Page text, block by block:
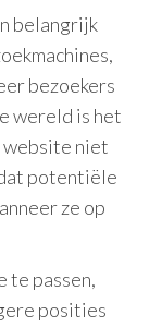
belangrijk
bezoekers
wereld is het
website niet
potentiële
ze op
te passen,
posities